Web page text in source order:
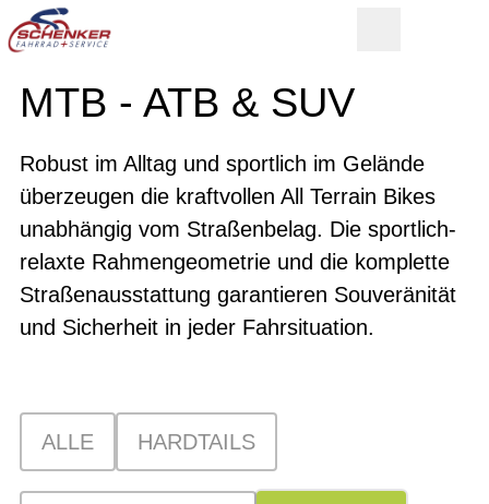
MTB - ATB & SUV
Robust im Alltag und sportlich im Gelände
überzeugen die kraftvollen All Terrain Bikes
unabhängig vom Straßenbelag. Die sportlich-
relaxte Rahmengeometrie und die komplette
Straßenausstattung garantieren Souveränität
und Sicherheit in jeder Fahrsituation.
ALLE HARDTAILS